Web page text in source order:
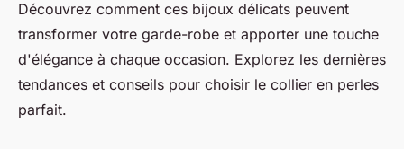
Découvrez comment ces bijoux délicats peuvent
transformer votre garde-robe et apporter une touche
d'élégance à chaque occasion. Explorez les dernières
tendances et conseils pour choisir le collier en perles
parfait.